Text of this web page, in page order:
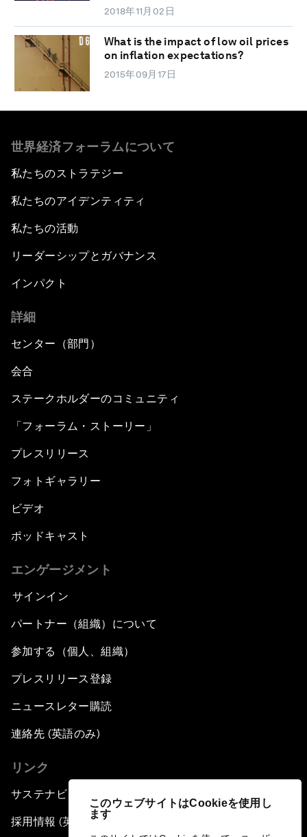
このウェブサイトはCookieを使用し
ます
2018年11月02日
What is the impact of low oil prices
on inflation expectations?
2015年09月17日
世界経済フォーラムについて
私たちのストラテジー
私たちのアイデンティティ
私たちの活動
リーダーシップとガバナンス
インパクト
詳細
センター（部門）
会合
ステークホルダーのコミュニティ
「フォーラム・ストーリー」
プレスリリース
フォトギャラリー
ビデオ
ポッドキャスト
エンゲージメント
サインイン
パートナー（組織）について
参加する（個人、組織）
プレスリリース登録
ニュースレター購読
連絡先 (英語のみ)
リンク
サステナビリティへの取り組み
採用情報 (英語のみ)